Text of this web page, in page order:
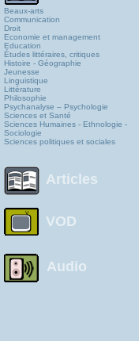
Beaux-arts
Communication
Droit
Economie et management
Education
Études littéraires, critiques
Histoire - Géographie
Jeunesse
Linguistique
Littérature
Philosophie
Psychanalyse – Psychologie
Sciences et Santé
Sciences Humaines - Ethnologie -
Sociologie
Sciences politiques et sociales
Articles
VOD
Audio